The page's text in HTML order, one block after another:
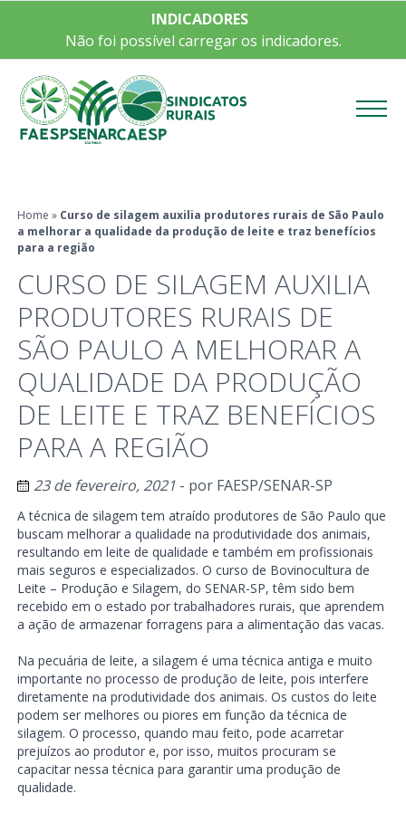
INDICADORES
Não foi possível carregar os indicadores.
Home » Curso de silagem auxilia produtores rurais de São Paulo
a melhorar a qualidade da produção de leite e traz benefícios
para a região
CURSO DE SILAGEM AUXILIA
PRODUTORES RURAIS DE
SÃO PAULO A MELHORAR A
QUALIDADE DA PRODUÇÃO
DE LEITE E TRAZ BENEFÍCIOS
PARA A REGIÃO
23 de fevereiro, 2021- por FAESP/SENAR-SP
A técnica de silagem tem atraído produtores de São Paulo que
buscam melhorar a qualidade na produtividade dos animais,
resultando em leite de qualidade e também em profissionais
mais seguros e especializados. O curso de Bovinocultura de
Leite – Produção e Silagem, do SENAR-SP, têm sido bem
recebido em o estado por trabalhadores rurais, que aprendem
a ação de armazenar forragens para a alimentação das vacas.
Na pecuária de leite, a silagem é uma técnica antiga e muito
importante no processo de produção de leite, pois interfere
diretamente na produtividade dos animais. Os custos do leite
podem ser melhores ou piores em função da técnica de
silagem. O processo, quando mau feito, pode acarretar
prejuízos ao produtor e, por isso, muitos procuram se
capacitar nessa técnica para garantir uma produção de
qualidade.